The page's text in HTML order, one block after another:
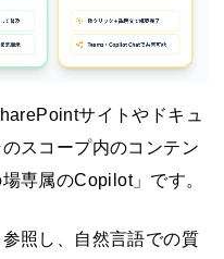
サイトやドキュ
スコープ内のコンテン
専属のCopilot」です。
照し、自然言語での質